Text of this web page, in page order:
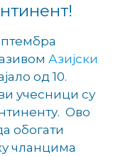
Азијски
од 10.
учесници су
Ово
обогати
чланцима